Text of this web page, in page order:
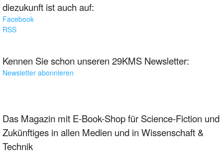
diezukunft ist auch auf:
Facebook
RSS
Kennen Sie schon unseren 29KMS Newsletter:
Newsletter abonnieren
Das Magazin mit E-Book-Shop für Science-Fiction und
Zukünftiges in allen Medien und in Wissenschaft &
Technik